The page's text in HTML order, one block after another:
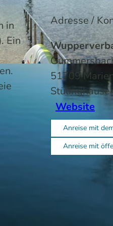
SA
in
Ein
Adresse /
51709
Website
Anreise mit
Anreise mit